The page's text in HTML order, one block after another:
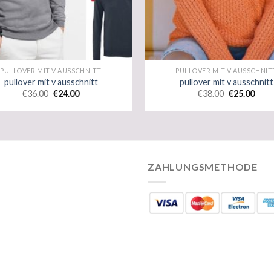
PULLOVER MIT V AUSSCHNITT
pullover mit v ausschnitt
€36.00 €24.00
PULLOVER MIT V
pullover mit v ausschnitt
€38.00 €25.00
ZAHLUNGSMETHODE